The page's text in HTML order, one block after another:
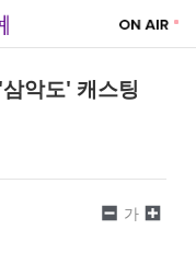
악도' 캐스팅
가